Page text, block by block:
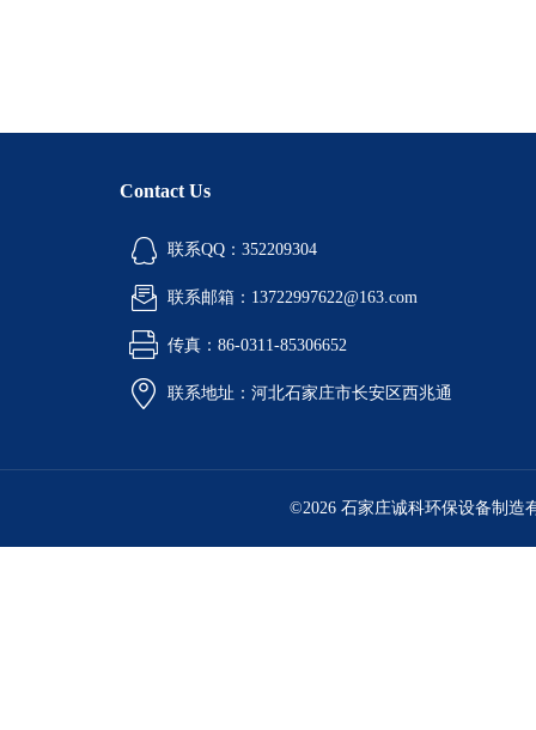
Contact Us
联系QQ：352209304
联系邮箱：13722997622@163.com
传真：86-0311-85306652
联系地址：河北石家庄市长安区西兆通
©2026 石家庄诚科环保设备制造